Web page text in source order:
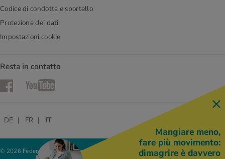
Codice di condotta e sportello
Protezione dei dati
Impostazioni cookie
Resta in contatto
FacebookYouTube
© 2026 Federazione delle cooperative Migros
DE FR IT
Mangiare meno,
fare più movimento:
dimagrire è davvero